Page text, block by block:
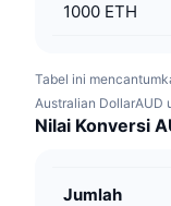
1000 ETH
Tabel ini
Australian DollarAUD
Nilai Konversi
Jumlah